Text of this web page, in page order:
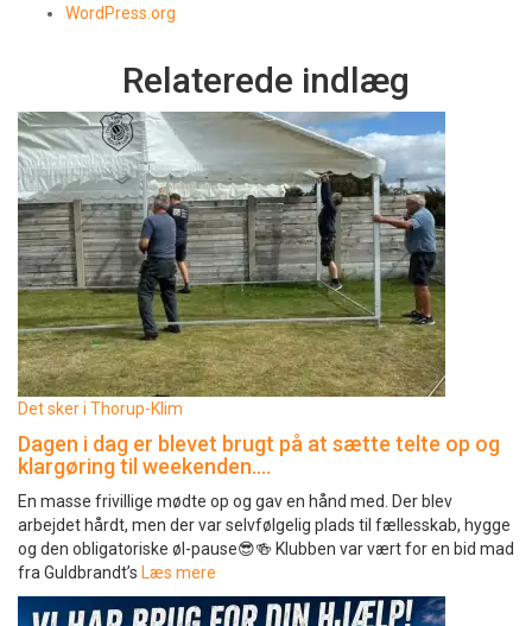
WordPress.org
Relaterede indlæg
Det sker i Thorup-Klim
Dagen i dag er blevet brugt på at sætte telte op og
klargøring til weekenden….
En masse frivillige mødte op og gav en hånd med. Der blev
arbejdet hårdt, men der var selvfølgelig plads til fællesskab, hygge
og den obligatoriske øl-pause😎🍻 Klubben var vært for en bid mad
fra Guldbrandt’s Læs mere